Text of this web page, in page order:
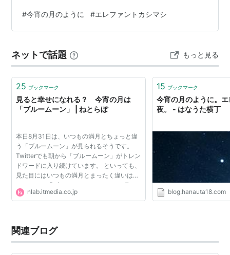
こい。 食べたあとちょっと動いた方が良いらしいので、
気が向いたらやっていこうと思います。 俺もまた輝くだ
#今宵の月のように #エレファントカシマシ
ネットで話題 もっと見る
25 ブックマーク
見ると幸せになれる？ 今宵の月は
「ブルームーン」 | ねとらぼ
本日8月31日は、いつもの満月とちょっと違
う「ブルームーン」が見られるそうです。
Twitterでも朝から「ブルームーン」がトレン
ドワードに入り続けています。 といっても、
見た目にはいつもの満月とまったく違いはあ
りません。「ブルームーン」とは、1カ月の
間に2度満月が巡ってくることを指す言葉。3
nlab.itmedia.co.jp
15 ブックマーク
今宵の月のように。
夜。 - はなうた横丁
blog.hanauta18.com
関連ブログ